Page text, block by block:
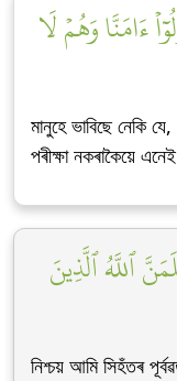
ءَامَنَّا وَهُمۡ لَا
মানুহে ভাবিছে নেকি
পৰীক্ষা নকৰাকৈয়ে
ٱللَّهُ ٱلَّذِينَ
নিশ্চয় আমি সিহঁতৰ